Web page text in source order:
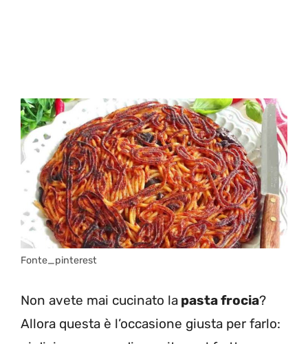
Fonte_pinterest
Non avete mai cucinato la pasta frocia?
Allora questa è l’occasione giusta per farlo: